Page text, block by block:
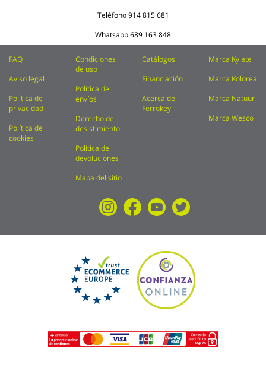
Teléfono914 815 681
Whatsapp689 163 848
FAQ
Aviso legal
Política de
privacidad
Política de
cookies
Condiciones
de uso
Política de
envíos
Derecho de
desistimiento
Política de
devoluciones
Mapa del sitio
Catálogos
Financiación
Acerca de
Ferrokey
Marca Kylate
Marca Kolorea
Marca Natuur
Marca Wesco